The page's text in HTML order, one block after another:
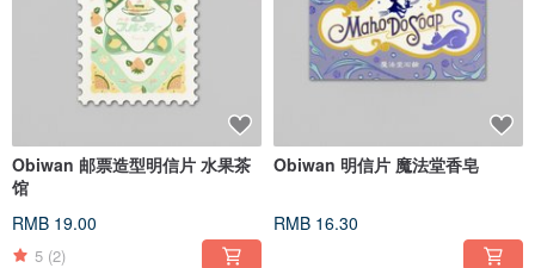
Obiwan 邮票造型明信片 水果茶
馆
RMB 19.00
5 (2)
Obiwan 明信片 魔法堂香皂
RMB 16.30